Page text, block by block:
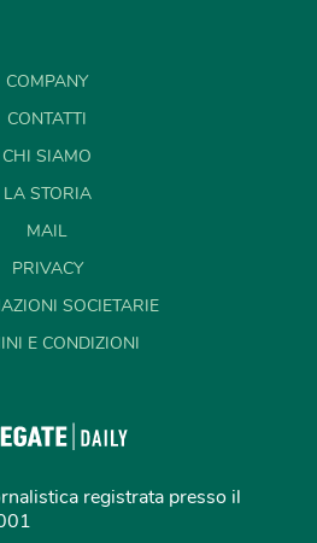
COMPANY
CONTATTI
CHI SIAMO
LA STORIA
MAIL
PRIVACY
SOCIETARIE
E CONDIZIONI
registrata presso il